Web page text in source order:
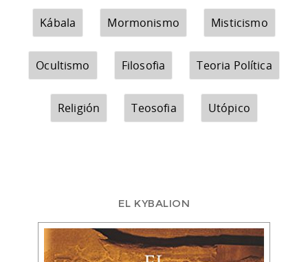
Kábala Mormonismo Misticismo
Ocultismo Filosofia Teoria Política
Religión Teosofia Utópico
EL KYBALION